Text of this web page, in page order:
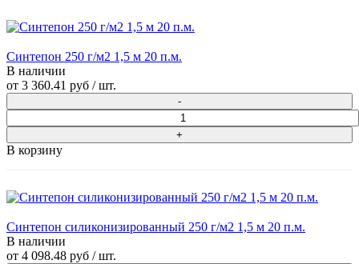
Синтепон 250 г/м2 1,5 м 20 п.м.
В наличии
от 3 360.41 руб / шт.
В корзину
Синтепон силиконизированный 250 г/м2 1,5 м 20 п.м.
В наличии
от 4 098.48 руб / шт.